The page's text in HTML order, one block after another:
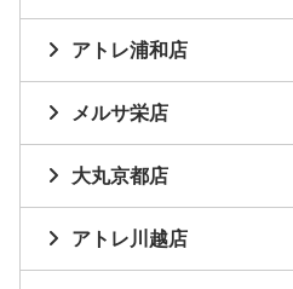
アトレ浦和店
メルサ栄店
大丸京都店
アトレ川越店